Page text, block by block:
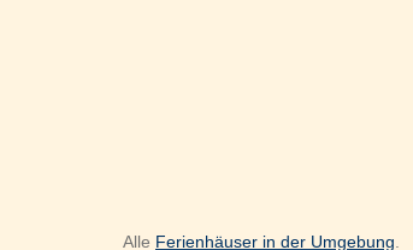
Alle Ferienhäuser in der Umgebung